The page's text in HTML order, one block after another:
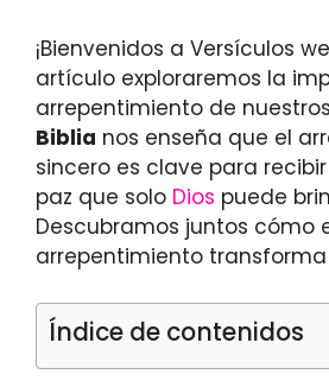
¡Bienvenidos a Versículos
artículo exploraremos la
arrepentimiento de
Biblia nos enseña que el
sincero es clave para
paz que solo Dios puede
Descubramos juntos cómo
arrepentimiento
Índice de contenidos